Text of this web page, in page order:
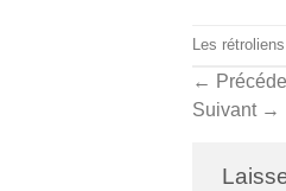
Les
←
Suivant →